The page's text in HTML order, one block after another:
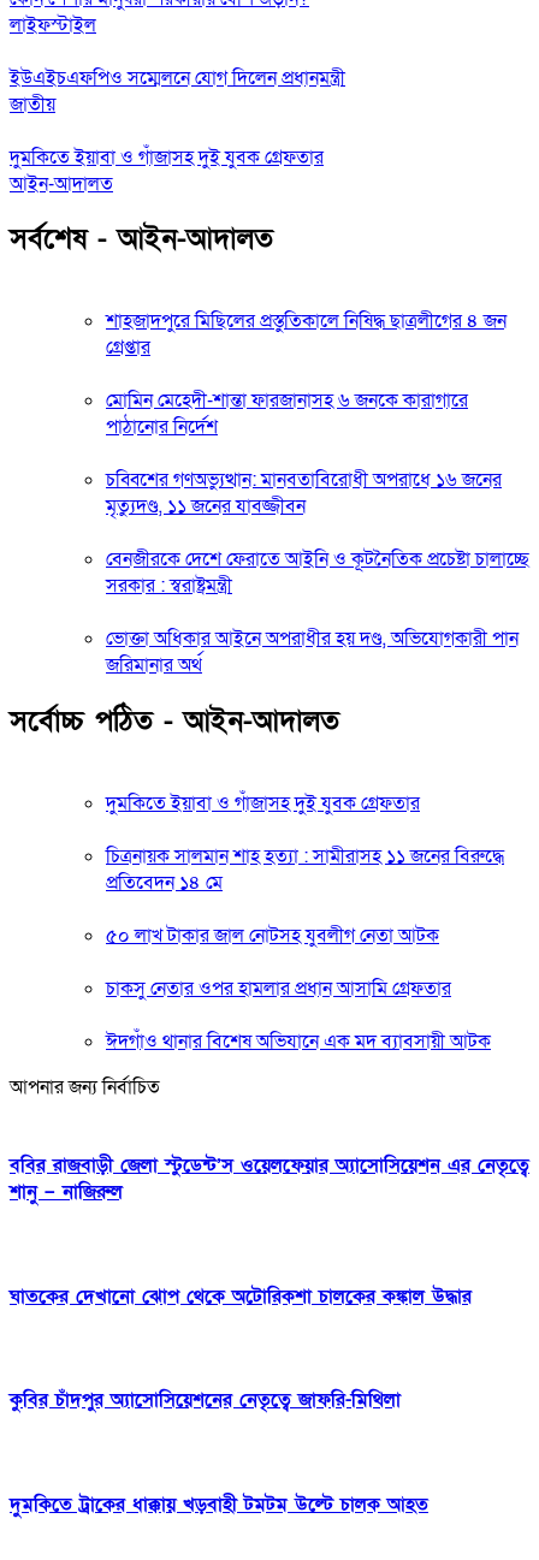
লাইফস্টাইল
ইউএইচএফপিও সম্মেলনে যোগ দিলেন প্রধানমন্ত্রী
জাতীয়
দুমকিতে ইয়াবা ও গাঁজাসহ দুই যুবক গ্রেফতার
আইন-আদালত
সর্বশেষ - আইন-আদালত
শাহজাদপুরে মিছিলের প্রস্তুতিকালে নিষিদ্ধ ছাত্রলীগের ৪ জন
গ্রেপ্তার
মোমিন মেহেদী-শান্তা ফারজানাসহ ৬ জনকে কারাগারে
পাঠানোর নির্দেশ
চব্বিশের গণঅভ্যুত্থান: মানবতাবিরোধী অপরাধে ১৬ জনের
মৃত্যুদণ্ড, ১১ জনের যাবজ্জীবন
বেনজীরকে দেশে ফেরাতে আইনি ও কূটনৈতিক প্রচেষ্টা চালাচ্ছে
সরকার : স্বরাষ্ট্রমন্ত্রী
ভোক্তা অধিকার আইনে অপরাধীর হয় দণ্ড, অভিযোগকারী পান
জরিমানার অর্থ
সর্বোচ্চ পঠিত - আইন-আদালত
দুমকিতে ইয়াবা ও গাঁজাসহ দুই যুবক গ্রেফতার
চিত্রনায়ক সালমান শাহ হত্যা : সামীরাসহ ১১ জনের বিরুদ্ধে
প্রতিবেদন ১৪ মে
৫০ লাখ টাকার জাল নোটসহ যুবলীগ নেতা আটক
চাকসু নেতার ওপর হামলার প্রধান আসামি গ্রেফতার
ঈদগাঁও থানার বিশেষ অভিযানে এক মদ ব্যাবসায়ী আটক
আপনার জন্য নির্বাচিত
ববির রাজবাড়ী জেলা স্টুডেন্ট’স ওয়েলফেয়ার অ্যাসোসিয়েশন এর নেতৃত্বে
শানু – নাজিরুল
ঘাতকের দেখানো ঝোপ থেকে অটোরিকশা চালকের কঙ্কাল উদ্ধার
‎কুবির চাঁদপুর অ্যাসোসিয়েশনের নেতৃত্বে জাফরি-মিথিলা
দুমকিতে ট্রাকের ধাক্কায় খড়বাহী টমটম উল্টে চালক আহত